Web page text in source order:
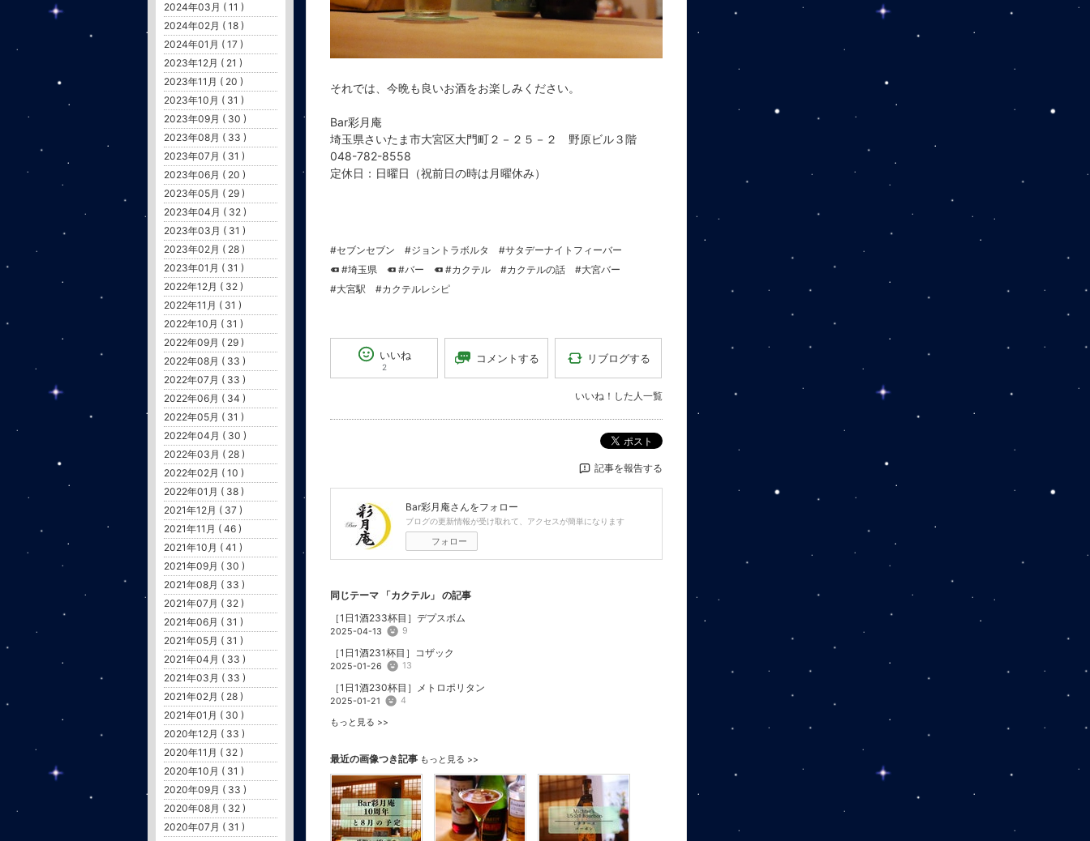
それでは、今晩も良いお酒をお楽しみください。
Bar彩月庵
埼玉県さいたま市大宮区大門町２－２５－２ 野原ビル３階
048-782-8558
定休日：日曜日（祝前日の時は月曜休み）
#セブンセブン #ジョントラボルタ
#サタデーナイトフィーバー
#埼玉県
#バー #カクテル #カクテルの話
#大宮バー
#大宮駅
#カクテルレシピ
いいね
2
コメントする リブログする
いいね！した人一覧
ポスト
記事を報告する
Bar彩月庵さんをフォロー
ブログの更新情報が受け取れて、アクセスが簡単になります
フォロー
同じテーマ 「カクテル」 の記事
［1日1酒233杯目］デプスボム
2025-04-13 9
［1日1酒231杯目］コザック
2025-01-26 13
［1日1酒230杯目］メトロポリタン
2025-01-21 4
もっと見る >>
最近の画像つき記事 もっと見る >>
2024年03月 ( 11 )
2024年02月 ( 18 )
2024年01月 ( 17 )
2023年12月 ( 21 )
2023年11月 ( 20 )
2023年10月 ( 31 )
2023年09月 ( 30 )
2023年08月 ( 33 )
2023年07月 ( 31 )
2023年06月 ( 20 )
2023年05月 ( 29 )
2023年04月 ( 32 )
2023年03月 ( 31 )
2023年02月 ( 28 )
2023年01月 ( 31 )
2022年12月 ( 32 )
2022年11月 ( 31 )
2022年10月 ( 31 )
2022年09月 ( 29 )
2022年08月 ( 33 )
2022年07月 ( 33 )
2022年06月 ( 34 )
2022年05月 ( 31 )
2022年04月 ( 30 )
2022年03月 ( 28 )
2022年02月 ( 10 )
2022年01月 ( 38 )
2021年12月 ( 37 )
2021年11月 ( 46 )
2021年10月 ( 41 )
2021年09月 ( 30 )
2021年08月 ( 33 )
2021年07月 ( 32 )
2021年06月 ( 31 )
2021年05月 ( 31 )
2021年04月 ( 33 )
2021年03月 ( 33 )
2021年02月 ( 28 )
2021年01月 ( 30 )
2020年12月 ( 33 )
2020年11月 ( 32 )
2020年10月 ( 31 )
2020年09月 ( 33 )
2020年08月 ( 32 )
2020年07月 ( 31 )